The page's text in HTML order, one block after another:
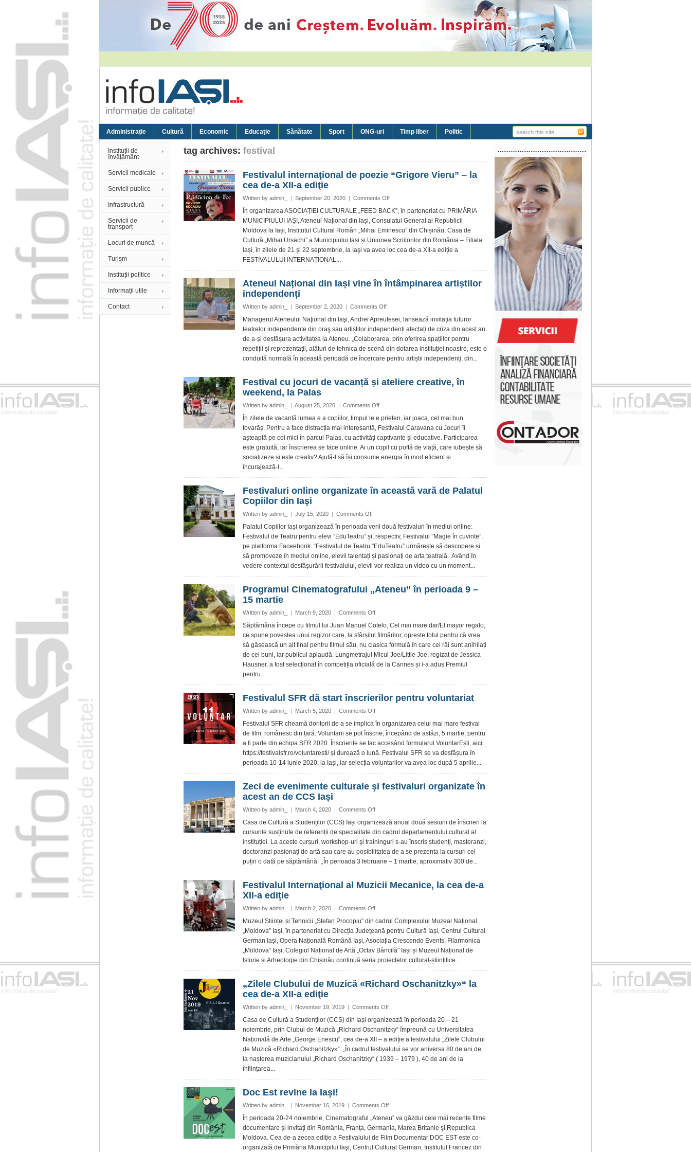
Administrație Cultură Economic Educație Sănătate Sport ONG-uri Timp liber Politic
Instituții de
învățământ
Servicii medicale
Servicii publice
Infrastructură
Servicii de
transport
Locuri de muncă
Turism
Instituții politice
Informații utile
Contact
tag archives: festival
Festivalul internaţional de poezie “Grigore Vieru” – la
cea de-a XII-a ediţie
Written by admin_ | September 20, 2020 | Comments Offon
internaţional
de
poezie
“Grigore
Vieru”
de-
ediţie
În organizarea ASOCIAȚIEI CULTURALE „FEED BACK”, în parteneriat cu PRIMĂRIA
MUNICIPIULUI IAȘI, Ateneul Național din Iași, Consulatul General al Republicii
Moldova la Iași, Institutul Cultural Român „Mihai Eminescu” din Chișinău, Casa de
Cultură „Mihai Ursachi” a Municipiului Iași și Uniunea Scriitorilor din România – Filiala
Iași, în zilele de 21 şi 22 septembrie, la Iaşi va avea loc cea de-a XII-a ediție a
FESTIVALULUI INTERNAȚIONAL...
Ateneul Național din Iași vine în întâmpinarea artiștilor
independenți
Written by admin_ | September 2, 2020 | Comments Offon
Național
din
Iași
vine
în
independenți
Managerul Ateneului Naţional din Iaşi, Andrei Apreutesei, lansează invitația tuturor
teatrelor independente din oraş sau artiștilor independenți afectați de criza din acest an
de a-și desfășura activitatea la Ateneu. „Colaborarea, prin oferirea spațiilor pentru
repetiții și reprezentații, alături de tehnica de scenă din dotarea instituției noastre, este o
conduită normală în această perioadă de încercare pentru artiștii independenți, din...
Festival cu jocuri de vacanță și ateliere creative, în
weekend, la Palas
Written by admin_ | August 25, 2020 | Comments Offon
cu
jocuri
de
vacanță
și
weekend,
În zilele de vacanță lumea e a copiilor, timpul le e prieten, iar joaca, cel mai bun
tovarăș. Pentru a face distracția mai interesantă, Festivalul Caravana cu Jocuri îi
așteaptă pe cei mici în parcul Palas, cu activități captivante și educative. Participarea
este gratuită, iar înscrierea se face online. Ai un copil cu poftă de viață, care iubește să
socializeze și este creativ? Ajută-l să își consume energia în mod eficient și
încurajează-l...
Festivaluri online organizate în această vară de Palatul
Copiilor din Iaşi
Written by admin_ | July 15, 2020 | Comments Offon
online
organizate
în
această
vară
Copiilor
Iaşi
Palatul Copiilor Iași organizează în perioada verii două festivaluri în mediul online:
Festivalul de Teatru pentru elevi ”EduTeatru” și, respectiv, Festivalul ”Magie în cuvinte”,
pe platforma Faceebook. “Festivalul de Teatru ”EduTeatru” urmărește să descopere și
să promoveze în mediul online, elevii talentați și pasionați de arta teatrală. Având în
vedere contextul desfășurării festivalului, elevii vor realiza un video cu un moment...
Programul Cinematografului „Ateneu” în perioada 9 –
15 martie
Written by admin_ | March 9, 2020 | Comments Offon
Cinematografului
„Ateneu”
în
perioada
9
Săptămâna începe cu filmul lui Juan Manuel Cotelo, Cel mai mare dar/El mayor regalo,
ce spune povestea unui regizor care, la sfârșitul filmărilor, oprește totul pentru că vrea
să găsească un alt final pentru filmul său, nu clasica formulă în care cei răi sunt anihilați
de cei buni, iar publicul aplaudă. Lungmetrajul Micul Joe/Little Joe, regizat de Jessica
Hausner, a fost selecționat în competiția oficială de la Cannes și i-a adus Premiul
pentru...
Festivalul SFR dă start înscrierilor pentru voluntariat
Written by admin_ | March 5, 2020 | Comments Offon
SFR
dă
start
înscrierilor
pentru
Festivalul SFR cheamă doritorii de a se implica în organizarea celui mai mare festival
de film românesc din țară. Voluntarii se pot înscrie, începând de astăzi, 5 martie, pentru
a fi parte din echipa SFR 2020. Înscrierile se fac accesând formularul VoluntarEști, aici:
https://festivalsfr.ro/voluntaresti/ și durează o lună. Festivalul SFR se va desfășura în
perioada 10-14 iunie 2020, la Iași, iar selecția voluntarilor va avea loc după 5 aprilie...
Zeci de evenimente culturale şi festivaluri organizate în
acest an de CCS Iași
Written by admin_ | March 4, 2020 | Comments Offon
de
evenimente
culturale
şi
festivaluri
acest
de
Iași
Casa de Cultură a Studenților (CCS) Iași organizează anual două sesiuni de înscrieri la
cursurile susținute de referenții de specialitate din cadrul departamentului cultural al
instituției. La aceste cursuri, workshop-uri şi traininguri s-au înscris studenți, masteranzi,
doctoranzi pasionați de artă sau care au posibilitatea de a se prezenta la cursuri cel
puțin o dată pe săptămână. ,,În perioada 3 februarie – 1 martie, aproximativ 300 de...
Festivalul Internaţional al Muzicii Mecanice, la cea de-a
XII-a ediţie
Written by admin_ | March 2, 2020 | Comments Offon
Internaţional
al
Muzicii
Mecanice,
la
a
Muzeul Științei și Tehnicii „Ștefan Procopiu” din cadrul Complexului Muzeal Național
„Moldova” Iași, în parteneriat cu Direcția Județeană pentru Cultură Iași, Centrul Cultural
German Iași, Opera Națională Română Iași, Asociația Crescendo Events, Filarmonica
„Moldova” Iași, Colegiul Național de Artă „Octav Băncilă” Iași și Muzeul Național de
Istorie și Arheologie din Chișinău continuă seria proiectelor cultural-științifice...
„Zilele Clubului de Muzică «Richard Oschanitzky»“ la
cea de-a XII-a ediţie
Written by admin_ | November 19, 2019 | Comments Offon
Clubului
de
Muzică
«Richard
Oschanitzky»“
XII-
ediţie
Casa de Cultură a Studenților (CCS) din Iași organizează în perioada 20 – 21
noiembrie, prin Clubul de Muzică „Richard Oschanitzky“ împreună cu Universitatea
Națională de Arte „George Enescu“, cea de-a XII – a ediție a festivalului „Zilele Clubului
de Muzică «Richard Oschanitzky»“. „În cadrul festivalului se vor aniversa 80 de ani de
la nașterea muzicianului „Richard Oschanitzky“ ( 1939 – 1979 ), 40 de ani de la
înființarea...
Doc Est revine la Iaşi!
Written by admin_ | November 16, 2019 | Comments Offon
Est
revine
la
Iaşi!
În perioada 20-24 noiembrie, Cinematograful „Ateneu” va găzdui cele mai recente filme
documentare şi invitaţi din România, Franţa, Germania, Marea Britanie şi Republica
Moldova. Cea de-a zecea ediţie a Festivalului de Film Documentar DOC EST este co-
organizată de Primăria Municipilui Iaşi, Centrul Cultural German, Institutul Francez din
…………………………………………………..